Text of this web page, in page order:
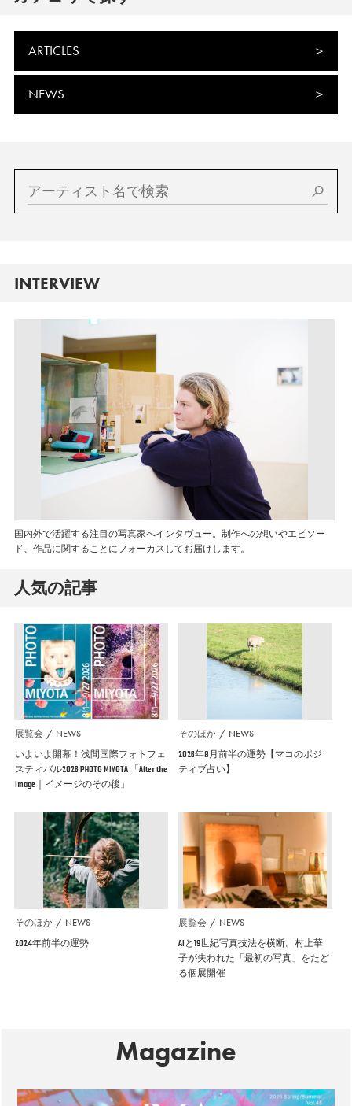
ARTICLES
NEWS
INTERVIEW
国内外で活躍する注目の写真家へインタヴュー。制作への想いやエピソー
ド、作品に関することにフォーカスしてお届けします。
人気の記事
展覧会 NEWS
いよいよ開幕！浅間国際フォトフェ
スティバル2026 PHOTO MIYOTA 「After the
Image｜イメージのその後」
そのほか NEWS
2026年8月前半の運勢【マコのポジ
ティブ占い】
そのほか NEWS
2024年前半の運勢
展覧会 NEWS
AIと19世紀写真技法を横断。村上華
子が失われた「最初の写真」をたど
る個展開催
Magazine